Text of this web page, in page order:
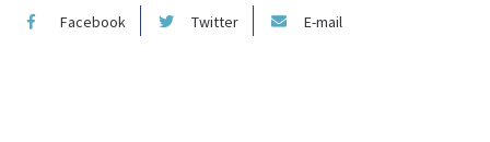
Facebook Twitter E-mail